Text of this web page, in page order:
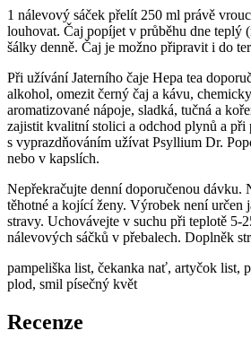
1 nálevový sáček přelít 250 ml právě
louhovat. Čaj popíjet v průběhu dne
šálky denně. Čaj je možno připravit i do
Při užívání Jaterního čaje Hepa tea
alkohol, omezit černý čaj a kávu,
aromatizované nápoje, sladká, tučná a
zajistit kvalitní stolici a odchod plynů a při
s vyprazdňováním užívat Psyllium Dr.
nebo v kapslích.
Nepřekračujte denní doporučenou dávku.
těhotné a kojící ženy. Výrobek není určen
stravy. Uchovávejte v suchu při teplotě 5-
nálevových sáčků v přebalech. Doplněk
pampeliška list, čekanka nať, artyčok list,
plod, smil písečný květ
Recenze